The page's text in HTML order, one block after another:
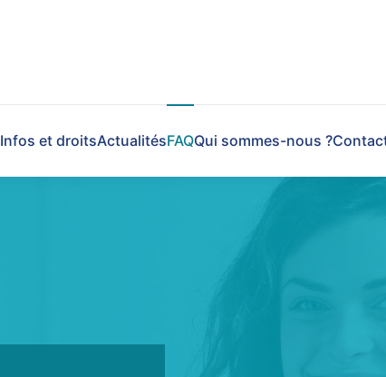
Infos et droitsActualitésFAQQui sommes-nous ?